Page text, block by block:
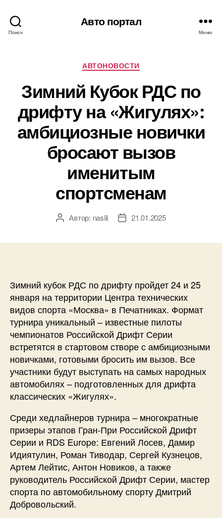
Поиск
Авто портал
Меню
Рубрики
АВТОНОВОСТИ
Зимний Кубок РДС по
дрифту на «Жигулях»:
амбициозные новички
бросают вызов
именитым
спортсменам
АвторАвтор: naslil
Дата21.01.2025
Зимний кубок РДС по дрифту пройдет 24 и 25
января на территории Центра технических
видов спорта «Москва» в Печатниках. Формат
турнира уникальный – известные пилоты
чемпионатов Российской Дрифт Серии
встретятся в стартовом створе с амбициозными
новичками, готовыми бросить им вызов. Все
участники будут выступать на самых народных
автомобилях – подготовленных для дрифта
классических «Жигулях».
Среди хедлайнеров турнира – многократные
призеры этапов Гран-При Российской Дрифт
Серии и RDS Europe: Евгений Лосев, Дамир
Идиятулин, Роман Тиводар, Сергей Кузнецов,
Артем Лейтис, Антон Новиков, а также
руководитель Российской Дрифт Серии, мастер
спорта по автомобильному спорту Дмитрий
Добровольский.